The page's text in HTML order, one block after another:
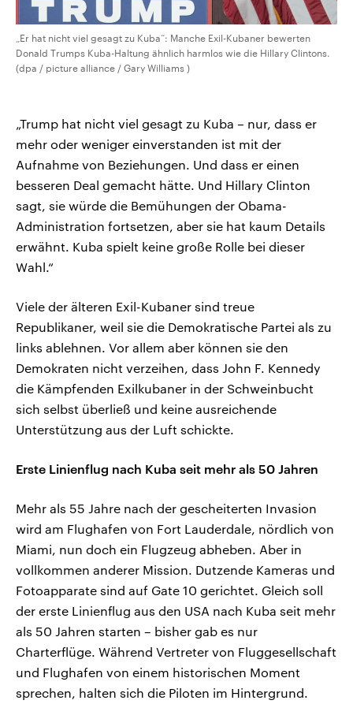
„Er hat nicht viel gesagt zu Kuba“: Manche Exil-Kubaner bewerten
Donald Trumps Kuba-Haltung ähnlich harmlos wie die Hillary Clintons.
(dpa / picture alliance / Gary Williams )
„Trump hat nicht viel gesagt zu Kuba – nur, dass er
mehr oder weniger einverstanden ist mit der
Aufnahme von Beziehungen. Und dass er einen
besseren Deal gemacht hätte. Und Hillary Clinton
sagt, sie würde die Bemühungen der Obama-
Administration fortsetzen, aber sie hat kaum Details
erwähnt. Kuba spielt keine große Rolle bei dieser
Wahl.“
Viele der älteren Exil-Kubaner sind treue
Republikaner, weil sie die Demokratische Partei als zu
links ablehnen. Vor allem aber können sie den
Demokraten nicht verzeihen, dass John F. Kennedy
die Kämpfenden Exilkubaner in der Schweinbucht
sich selbst überließ und keine ausreichende
Unterstützung aus der Luft schickte.
Erste Linienflug nach Kuba seit mehr als 50 Jahren
Mehr als 55 Jahre nach der gescheiterten Invasion
wird am Flughafen von Fort Lauderdale, nördlich von
Miami, nun doch ein Flugzeug abheben. Aber in
vollkommen anderer Mission. Dutzende Kameras und
Fotoapparate sind auf Gate 10 gerichtet. Gleich soll
der erste Linienflug aus den USA nach Kuba seit mehr
als 50 Jahren starten – bisher gab es nur
Charterflüge. Während Vertreter von Fluggesellschaft
und Flughafen von einem historischen Moment
sprechen, halten sich die Piloten im Hintergrund.